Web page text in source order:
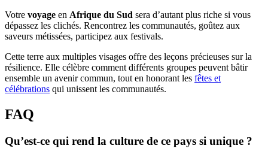
Votre voyage en Afrique du Sud sera d’autant plus riche si vous
dépassez les clichés. Rencontrez les communautés, goûtez aux
saveurs métissées, participez aux festivals.
Cette terre aux multiples visages offre des leçons précieuses sur la
résilience. Elle célèbre comment différents groupes peuvent bâtir
ensemble un avenir commun, tout en honorant les fêtes et
célébrations qui unissent les communautés.
FAQ
Qu’est-ce qui rend la culture de ce pays si unique ?